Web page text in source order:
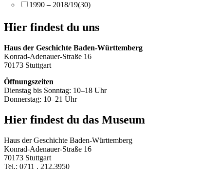
1990 – 2018/19(30)
Hier findest du uns
Haus der Geschichte Baden-Württemberg
Konrad-Adenauer-Straße 16
70173 Stuttgart
Öffnungszeiten
Dienstag bis Sonntag: 10–18 Uhr
Donnerstag: 10–21 Uhr
Hier findest du das Museum
Haus der Geschichte Baden-Württemberg
Konrad-Adenauer-Straße 16
70173 Stuttgart
Tel.: 0711 . 212.3950